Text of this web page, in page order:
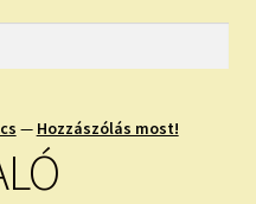
— Hozzászólás most!